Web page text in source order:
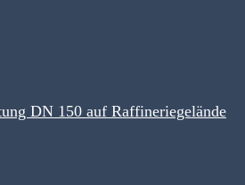
DN 150 auf Raffineriegelände